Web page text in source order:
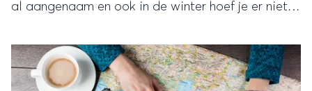
al aangenaam en ook in de winter hoef je er niet
in Málaga de ideale combinatie van stad en
strand.